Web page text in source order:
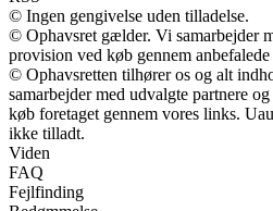
© Ingen gengivelse uden tilladelse.
© Ophavsret gælder. Vi samarbejder
provision ved køb gennem
© Ophavsretten tilhører os og alt
samarbejder med udvalgte partnere
køb foretaget gennem vores links.
ikke tilladt.
Viden
FAQ
Fejlfinding